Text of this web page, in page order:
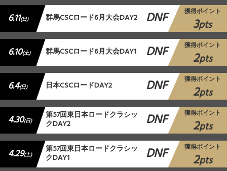
6.11(日) 群馬CSCロード6月大会DAY2 DNF 獲得ポイント
3pts
6.10(土) 群馬CSCロード6月大会DAY1 DNF 獲得ポイント
2pts
6.4(日) 日本CSCロードDAY2 DNF 獲得ポイント
2pts
4.30(日) 第57回東日本ロードクラシッ
クDAY2 DNF 獲得ポイント
2pts
4.29(土) 第57回東日本ロードクラシッ
クDAY1 DNF 獲得ポイント
2pts